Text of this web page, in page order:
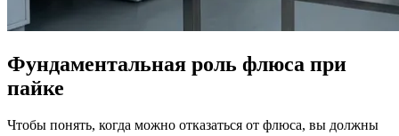
Фундаментальная роль флюса при
пайке
Чтобы понять, когда можно отказаться от флюса, вы должны